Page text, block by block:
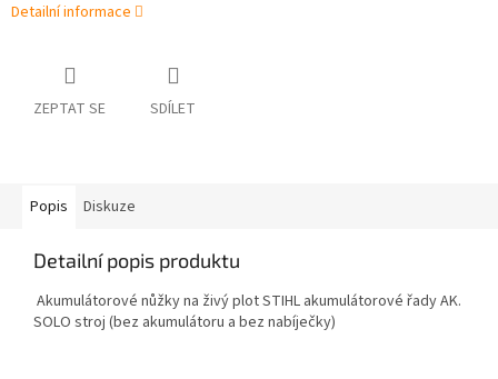
Detailní informace
ZEPTAT SE SDÍLET
Popis Diskuze
Detailní popis produktu
Akumulátorové nůžky na živý plot STIHL akumulátorové řady AK.
SOLO stroj (bez akumulátoru a bez nabíječky)